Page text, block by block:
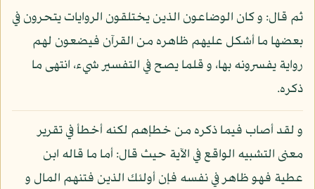
ثم قال: و كان الوضاعون الذين يختلقون الروايات يتحرون في
بعضها ما أشكل عليهم ظاهره من القرآن فيضعون لهم
رواية يفسرونه بها، و قلما يصح في التفسير شيء، انتهى ما
ذكره.
و لقد أصاب فيما ذكره من خطإهم لكنه أخطأ في تقرير
معنى التشبيه الواقع في الآية حيث قال: أما ما قاله ابن
عطية فهو ظاهر في نفسه فإن أولئك الذين فتنهم المال و